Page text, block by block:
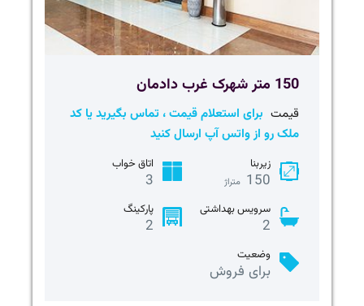
150 متر شهرک غرب دادمان
قیمت برای استعلام قیمت ، تماس بگیرید یا کد
ملک رو از واتس آپ ارسال کنید
زیربنا
150 متراژ
اتاق خواب
3
سرویس بهداشتی
2
پارکینگ
2
وضعیت
برای فروش